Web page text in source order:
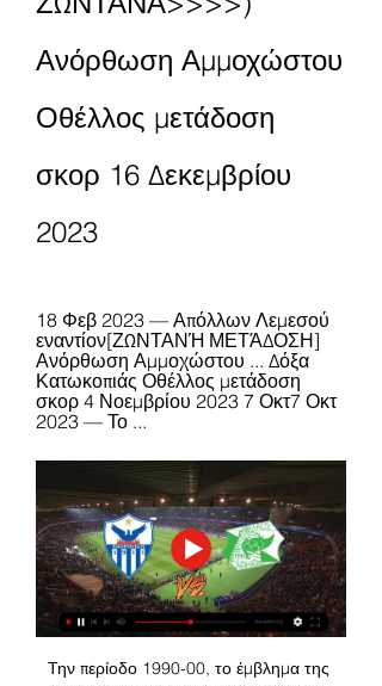
Ανόρθωση Αμμοχώστου
Οθέλλος μετάδοση
σκορ 16 Δεκεμβρίου
2023
18 Φεβ 2023 — Απόλλων Λεμεσού
εναντίον[ΖΩΝΤΑΝΉ ΜΕΤΆΔΟΣΗ]
Ανόρθωση Αμμοχώστου ... Δόξα
Κατωκοπιάς Οθέλλος μετάδοση
σκορ 4 Νοεμβρίου 2023 7 Οκτ7 Οκτ
2023 — Το ...
Την περίοδο 1990-00, το έμβλημα της